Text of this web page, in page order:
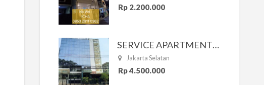
Rp 2.200.000
SERVICE APARTMENT SOUTH RESIDENCE
Jakarta Selatan
Rp 4.500.000